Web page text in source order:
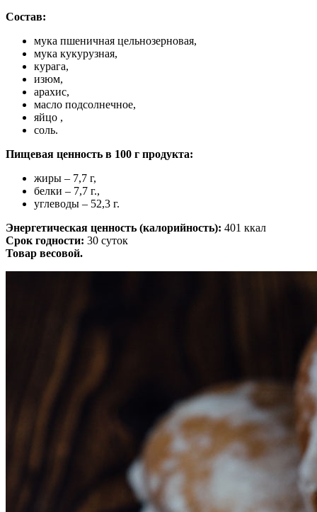
Состав:
мука пшеничная цельнозерновая,
мука кукурузная,
курага,
изюм,
арахис,
масло подсолнечное,
яйцо ,
соль.
Пищевая ценность в 100 г продукта:
жиры – 7,7 г,
белки – 7,7 г.,
углеводы – 52,3 г.
Энергетическая ценность (калорийность): 401 ккал
Срок годности: 30 суток
Товар весовой.